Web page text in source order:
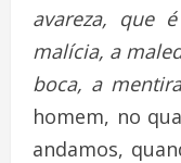
avareza, que
malícia, a
boca, a
homem, no
andamos,